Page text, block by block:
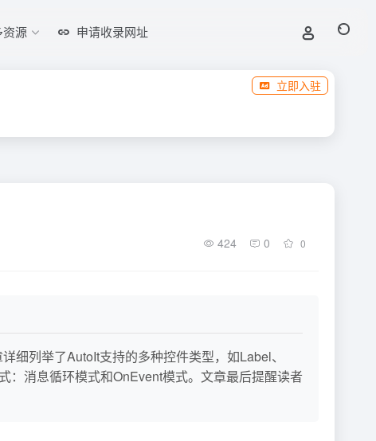
资源 申请收录网址
立即入驻
424 0 0
细列举了AutoIt支持的多种控件类型，如Label、
：消息循环模式和OnEvent模式。文章最后提醒读者